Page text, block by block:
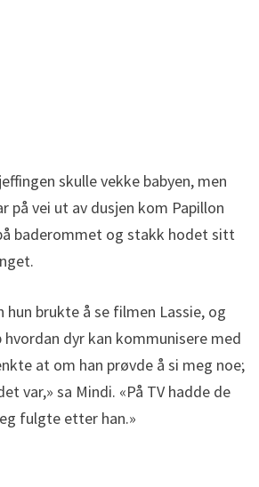
skulle vekke babyen, men
på vei ut av dusjen kom Papillon
baderommet og stakk hodet sitt
hun brukte å se filmen Lassie, og
dyr kan kommunisere med
at om han prøvde å si meg noe;
var,» sa Mindi. «På TV hadde de
fulgte etter han.»